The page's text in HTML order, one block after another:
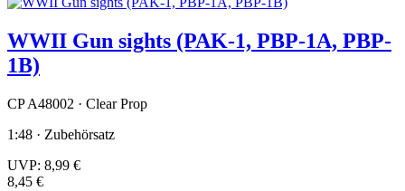
WWII Gun sights (PAK-1, PBP-1A, PBP-
1B)
CP A48002 · Clear Prop
1:48 · Zubehörsatz
UVP: 8,99 €
8,45 €